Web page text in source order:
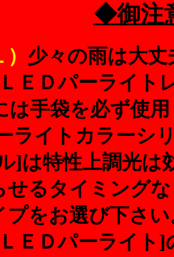
◆御注
少々の雨は大
ＥＤパーライト
は手袋を必ず使
ライトカラーシ
]は特性上調光
せるタイミング
プをお選び下さ
ＥＤパーライト]